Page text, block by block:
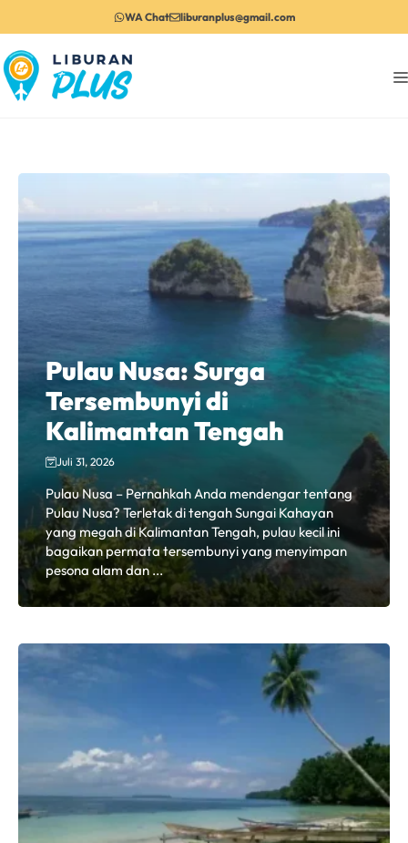
ke
isi
WA Chat liburanplus@gmail.com
Pulau Nusa: Surga
Tersembunyi di
Kalimantan Tengah
Juli 31, 2026
Pulau Nusa – Pernahkah Anda mendengar tentang
Pulau Nusa? Terletak di tengah Sungai Kahayan
yang megah di Kalimantan Tengah, pulau kecil ini
bagaikan permata tersembunyi yang menyimpan
pesona alam dan ...